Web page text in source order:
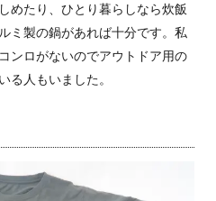
めたり、ひとり暮らしなら炊飯
ミ製の鍋があれば十分です。私
ンロがないのでアウトドア用の
る人もいました。